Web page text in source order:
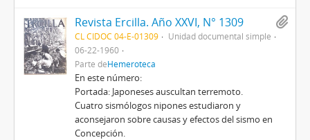
Revista Ercilla. Año XXVI, N° 1309
CL CIDOC 04-E-01309
Unidad documental simple
06-22-1960
Parte deHemeroteca
En este número:
Portada: Japoneses auscultan terremoto.
Cuatro sismólogos nipones estudiaron y
aconsejaron sobre causas y efectos del sismo en
Concepción.